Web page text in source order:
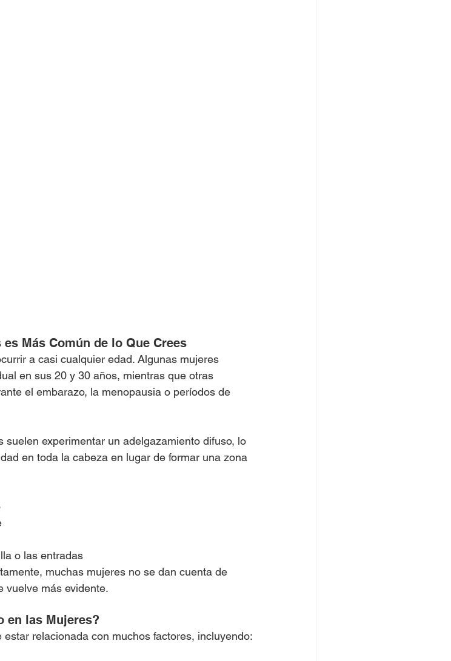
Más Común de lo Que Crees
a casi cualquier edad. Algunas mujeres
en sus 20 y 30 años, mientras que otras
el embarazo, la menopausia o períodos de
experimentar un adelgazamiento difuso, lo
en toda la cabeza en lugar de formar una zona
o las entradas
muchas mujeres no se dan cuenta de
vuelve más evidente.
en las Mujeres?
relacionada con muchos factores, incluyendo: